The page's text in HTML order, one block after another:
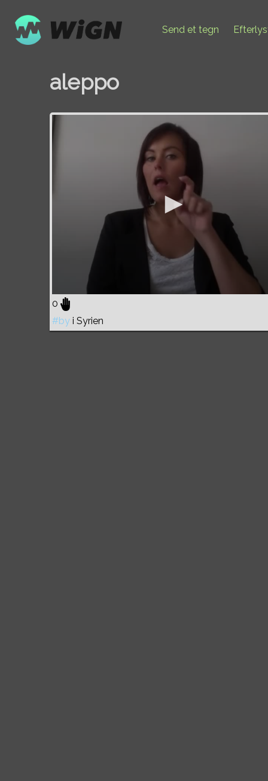
Send et tegn
aleppo
0
#by i Syrien